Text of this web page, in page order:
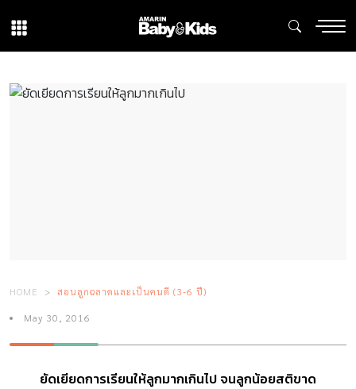
HOME สอนลูกฉลาดและเป็นคนดี (3-6 ปี)
May 30, 2016
ยัดเยียดการเรียนให้ลูกมากเกินไป จนลูกน้อยสติขาด